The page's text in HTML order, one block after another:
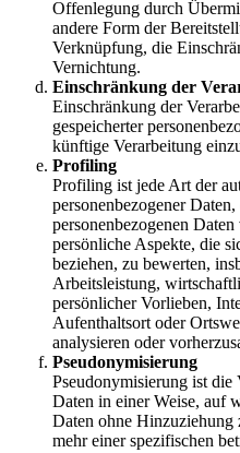
Offenlegung durch
andere Form der
Verknüpfung, die
Vernichtung.
Einschränkung der
Einschränkung der
gespeicherter
künftige Verarbeitung
Profiling
Profiling ist jede Art der
personenbezogener
personenbezogenen
persönliche Aspekte, die
beziehen, zu bewerten,
Arbeitsleistung,
persönlicher Vorlieben,
Aufenthaltsort oder
analysieren oder
Pseudonymisierung
Pseudonymisierung ist die
Daten in einer Weise, auf
Daten ohne
mehr einer spezifischen